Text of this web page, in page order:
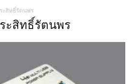
ะสิทธิ์รัตนพร
ะสิทธิ์รัตนพร